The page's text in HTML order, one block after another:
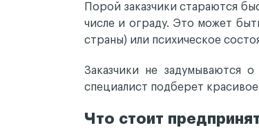
Порой заказчики стараются
числе и ограду. Это может
страны) или психическое
Заказчики не задумываются
специалист подберет
Что стоит